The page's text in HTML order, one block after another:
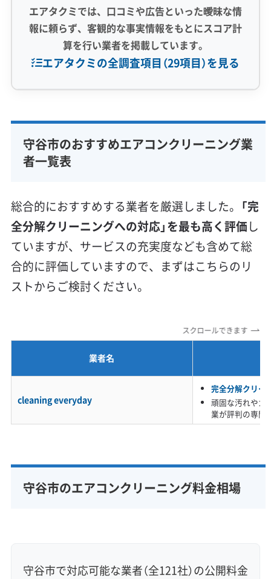
エアタクミでは、口コミや広告といった曖昧な情
報に頼らず、客観的な事実情報をもとにスコア計
算を行い業者を掲載しています。
エアタクミの全調査項目（29項目）を見る
完全分解洗浄 部分クリーニング
実績10年以上
資格保有スタッフ
保証付き アフターフォロー
女性スタッフ在籍
エコ洗剤使用
アレルギー対策
ハウスダスト除去
利便性・サービス (12)
年末年始対応
防カビ・抗菌 消臭処理 防汚コーティング
守谷市のおすすめエアコンクリーニング業
者一覧表
総合的におすすめする業者を厳選しました。 「完
全分解クリーニングへの対応」を最も高く評価し
ていますが、サービスの充実度なども含めて総
合的に評価していますので、まずはこちらのリ
ストからご検討ください。
スクロールできます
業者名
cleaning everyday
完全分解クリー
頑固な汚れやカ
業が評判の専門
守谷市のエアコンクリーニング料金相場
守谷市で対応可能な業者（全121社）の公開料金